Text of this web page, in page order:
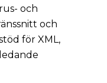
och
och
för XML,